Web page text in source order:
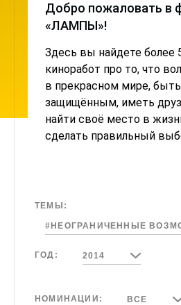
Добро пожаловать в
«ЛАМПЫ»!
Здесь вы найдете
киноработ про то, что
в прекрасном мире,
защищённым, иметь
найти своё место в
сделать правильный
ТЕМЫ:
#НЕОГРАНИЧЕННЫЕ
ГОД: 2014
НОМИНАЦИИ:
ВСЕ